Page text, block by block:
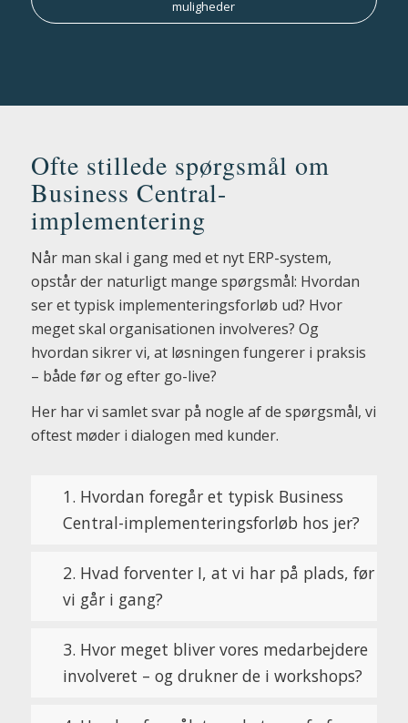
muligheder
Ofte stillede spørgsmål om
Business Central-
implementering
Når man skal i gang med et nyt ERP-system,
opstår der naturligt mange spørgsmål: Hvordan
ser et typisk implementeringsforløb ud? Hvor
meget skal organisationen involveres? Og
hvordan sikrer vi, at løsningen fungerer i praksis
– både før og efter go-live?
Her har vi samlet svar på nogle af de spørgsmål, vi
oftest møder i dialogen med kunder.
1. Hvordan foregår et typisk Business
Central-implementeringsforløb hos jer?
2. Hvad forventer I, at vi har på plads, før
vi går i gang?
3. Hvor meget bliver vores medarbejdere
involveret – og drukner de i workshops?